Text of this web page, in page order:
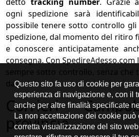
ogni spedizione sarà
possibile tenere sotto controllo gli
spedizione, dal momento del ritiro
e conoscere anticipatamente
consegna. Con
sempre sotto controllo, senza che
da casa!
Corrieri
provincia